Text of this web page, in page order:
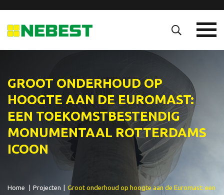
GROOT ONDERHOUD OP
HOOGTE AAN DE EUROMAST:
EEN TOEKOMSTBESTENDIG
MONUMENTAAL ROTTERDAMS
ICOON
Home Projecten
Groot onderhoud op hoogte aan de Euromast: een